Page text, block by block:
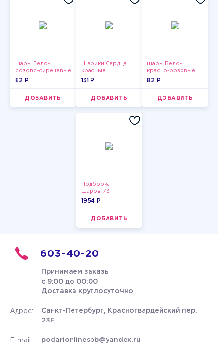
шары Бело-
розово-сиреневые
пастельные
82 P
ДОБАВИТЬ
Шарики Сердца
красные
131 P
ДОБАВИТЬ
шары Бело-
красно-розовые
пастельные
82 P
ДОБАВИТЬ
Подборка
шаров-73
1954 P
ДОБАВИТЬ
603-40-20
Принимаем заказы
с 9:00 до 00:00
Доставка круглосуточно
Адрес:
Санкт-Петербург, Красногвардейский пер.
23Е
E-mail: podarionlinespb@yandex.ru